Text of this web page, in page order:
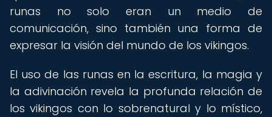
runas no solo eran un medio de
comunicación, sino también una forma de
expresar la visión del mundo de los vikingos.
El uso de las runas en la escritura, la magia y
la adivinación revela la profunda relación de
los vikingos con lo sobrenatural y lo místico,